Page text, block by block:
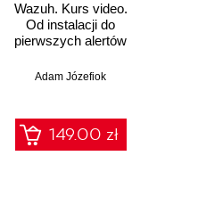
Wazuh. Kurs video.
Od instalacji do
pierwszych alertów
Adam Józefiok
149.00 zł